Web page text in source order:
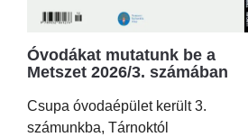
Óvodákat mutatunk be a
Metszet 2026/3. számában
Csupa óvodaépület került 3.
számunkba, Tárnoktól